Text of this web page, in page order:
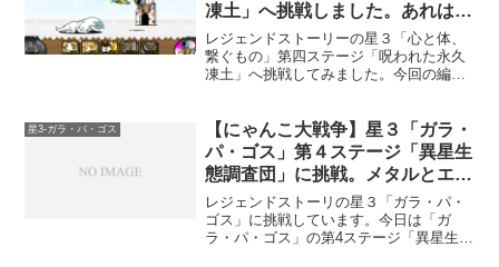
凍土」へ挑戦しました。あれは全
部倒せるのだろうか。
レジェンドストーリーの星３「心と体、
繋ぐもの」第四ステージ「呪われた永久
凍土」へ挑戦してみました。今回の編成
早く倒す必要があります。なぜなら、時
間の経過で「ヨキカナ」が...
星3-ガラ・パ・ゴス
【にゃんこ大戦争】星３「ガラ・
パ・ゴス」第４ステージ「異星生
態調査団」に挑戦。メタルとエイ
リアンの対策必須です。
レジェンドストーリの星３「ガラ・パ・
ゴス」に挑戦しています。今日は「ガ
ラ・パ・ゴス」の第4ステージ「異星生態